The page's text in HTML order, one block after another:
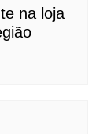
na loja